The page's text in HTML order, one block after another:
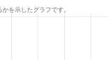
を示したグラフです。